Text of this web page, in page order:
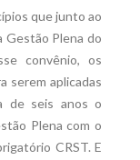
que junto ao
Gestão Plena do
convênio, os
serem aplicadas
de seis anos o
Plena com o
CRST. E